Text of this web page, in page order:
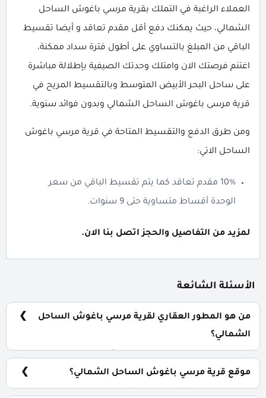
العملاء الراغبة في التملك بقرية مرسي باغوش الساحل
الشمالي، حيث يمكنك دفع أقل مقدم تعاقد و أيضا تقسيط
الباقي من المبلغ بالتساوي على أطول فترة سداد ممكنة،
اغتنم فرصتك الان وامتلك وحدتك الصيفية بإطلالة مباشرة
على ساحل البحر الأبيض المتوسط وبالتقسيط المريح في
قرية مرسى باغوش الساحل الشمالي وبدون فوائد سنوية.
ومن طرق الدفع والتقسيط المتاحة في قرية مرسي باغوش
الساحل الاتي:
10% مقدم تعاقد كما يتم تقسيط الباقي من سعر
الوحدة أقساط متساوية حتى 9 سنوات.
لمزيد من التفاصيل والحجز اتصل بنا الان.
الأسئلة الشائعة
من هو المطور العقاري لقرية مرسي باغوش الساحل
الشمالي؟
Mazhar Development.
موقع قرية مرسي باغوش الساحل الشمالي؟